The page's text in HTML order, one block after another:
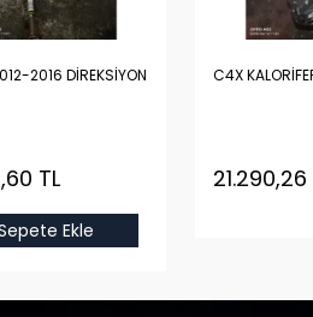
2016 DİREKSİYON
TL
Ekle
C4X
21.290,26